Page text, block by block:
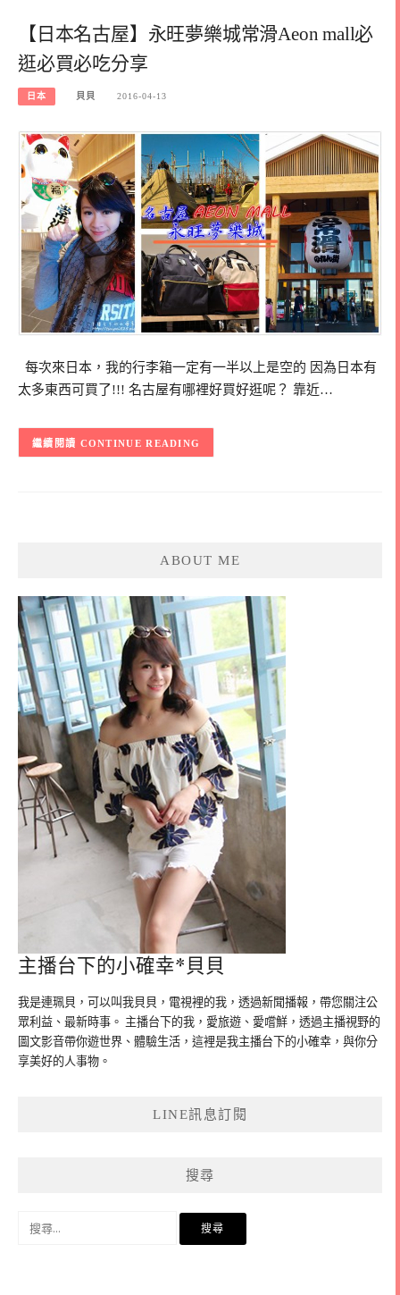
【日本名古屋】永旺夢樂城常滑Aeon mall必
逛必買必吃分享
日本 貝貝 2016-04-13
每次來日本，我的行李箱一定有一半以上是空的 因為日本有
太多東西可買了!!! 名古屋有哪裡好買好逛呢？ 靠近…
CONTINUE READING
ABOUT ME
主播台下的小確幸*貝貝
我是連珮貝，可以叫我貝貝，電視裡的我，透過新聞播報，帶您關注公
眾利益、最新時事。 主播台下的我，愛旅遊、愛嚐鮮，透過主播視野的
圖文影音帶你遊世界、體驗生活，這裡是我主播台下的小確幸，與你分
享美好的人事物。
LINE訊息訂閱
搜尋